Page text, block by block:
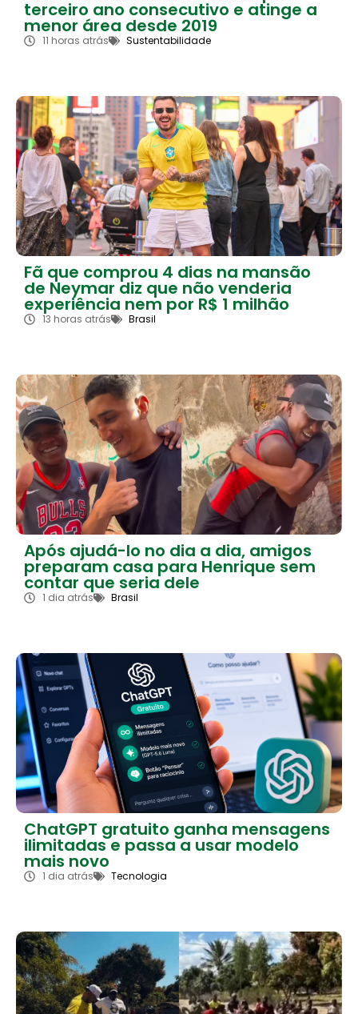
terceiro ano consecutivo e atinge a
menor área desde 2019
11 horas atrás Sustentabilidade
Fã que comprou 4 dias na mansão
de Neymar diz que não venderia
experiência nem por R$ 1 milhão
13 horas atrás Brasil
Após ajudá-lo no dia a dia, amigos
preparam casa para Henrique sem
contar que seria dele
1 dia atrás Brasil
ChatGPT gratuito ganha mensagens
ilimitadas e passa a usar modelo
mais novo
1 dia atrás Tecnologia